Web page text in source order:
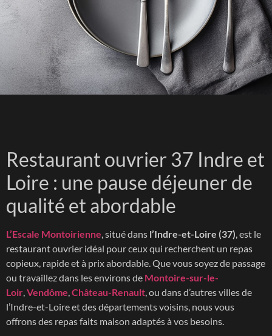
Restaurant ouvrier 37 Indre et
Loire : une pause déjeuner de
qualité et abordable
L’Escale Montoirienne, situé dans l’Indre-et-Loire (37), est le
restaurant ouvrier idéal pour ceux qui recherchent un repas
copieux, rapide et à prix abordable. Que vous soyez de passage
ou travaillez dans les environs de Montoire-sur-le-
Loir,Vendôme,Château-Renault, ou dans d’autres villes de
l’Indre-et-Loire et des départements voisins, nous vous
offrons des repas faits maison adaptés à vos besoins.